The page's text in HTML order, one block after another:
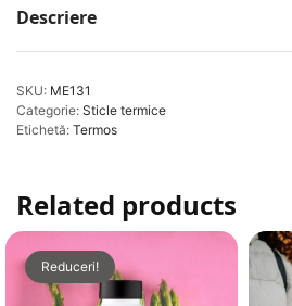
Descriere
SKU: ME131
Categorie: Sticle termice
Etichetă: Termos
Related products
Reduceri!